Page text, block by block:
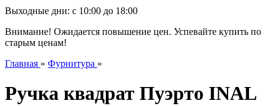
Выходные дни: с 10:00 до 18:00
Внимание! Ожидается повышение цен. Успевайте купить по
старым ценам!
Главная » Фурнитура »
Ручка квадрат Пуэрто INAL